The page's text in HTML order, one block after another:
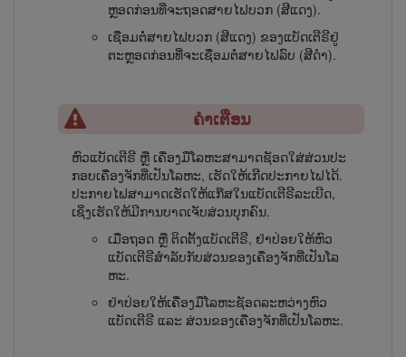
ຫຼອດກ່ອນທີ່ຈະຖອດສາຍໄຟບວກ (ສີແດງ).
ເຊື່ອມຕໍ່ສາຍໄຟບວກ (ສີແດງ) ຂອງ​ແບັດ​ເຕີ​ຣີຢູ່​
ຕະ​ຫຼອດກ່ອນທີ່ຈະເຊື່ອມຕໍ່ສາຍໄຟລົບ (ສີດໍາ).
ຄຳເຕືອນ
ຫົວ​ແບັດ​ເຕີ​ຣີ ຫຼື ເຄື່ອງ​ມື​ໂລ​ຫະ​ສາ​ມາດ​ຊັອດ​ໃສ່​ສ່ວນ​ປະ​
ກອບເຄື່ອງ​ຈັກ​ທີ່​ເປັນ​ໂລ​ຫະ, ເຮັດ​ໃຫ້​ເກີດ​ປະ​ກາຍ​ໄຟ​ໄດ້.
ປະກາຍໄຟສາມາດເຮັດໃຫ້ແກ໊ສ​ໃນແບັດ​ເຕີ​ຣີລະເບີດ,
ເຊິ່ງເຮັດໃຫ້ມີການບາດເຈັບສ່ວນບຸກຄົນ.
ເມື່ອ​ຖອດ ຫຼື ຕິດ​ຕັ້ງ​ແບັດ​ເຕີ​ຣີ, ຢ່າ​ປ່ອຍ​ໃຫ້​ຫົວ​
ແບັດ​ເຕີ​ຣີ​ສຳ​ລັບ​ກັບ​ສ່ວນ​ຂອງ​ເຄື່ອງ​ຈັກ​ທີ່​ເປັນ​ໂລ​
ຫະ.
ຢ່າ​ປ່ອຍ​ໃຫ້​ເຄື່ອງ​ມື​ໂລ​ຫະ​ຊັອດ​ລະ​ຫວ່າງ​ຫົວ​
ແບັດ​ເຕີ​ຣີ ແລະ ສ່ວນ​ຂອງ​ເຄື່ອງ​ຈັກ​ທີ່​ເປັນ​ໂລ​ຫະ.